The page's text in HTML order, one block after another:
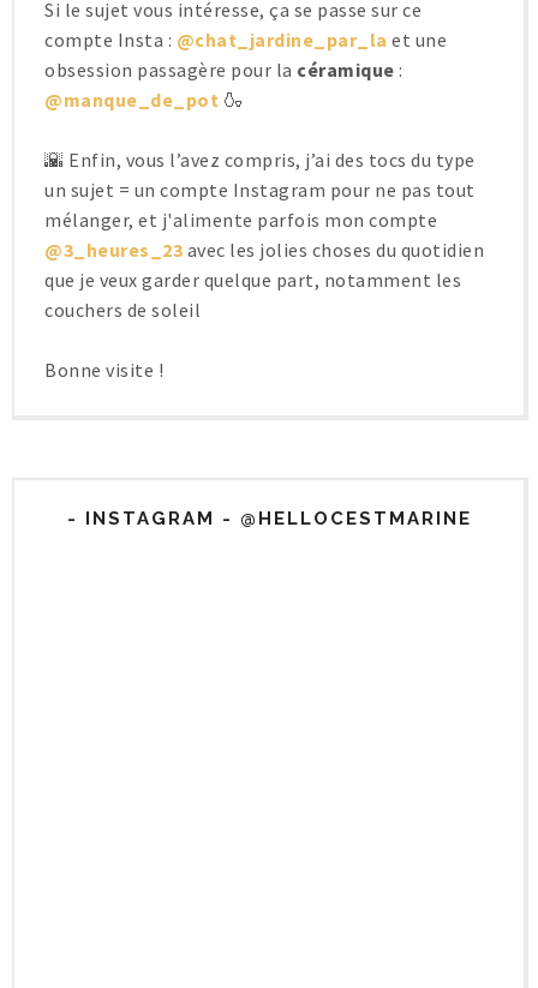
Si le sujet vous intéresse, ça se passe sur ce
compte Insta : @chat_jardine_par_la et une
obsession passagère pour la céramique :
@manque_de_pot 🍶
🌇 Enfin, vous l’avez compris, j’ai des tocs du type
un sujet = un compte Instagram pour ne pas tout
mélanger, et j'alimente parfois mon compte
@3_heures_23 avec les jolies choses du quotidien
que je veux garder quelque part, notamment les
couchers de soleil
Bonne visite !
- INSTAGRAM - @HELLOCESTMARINE